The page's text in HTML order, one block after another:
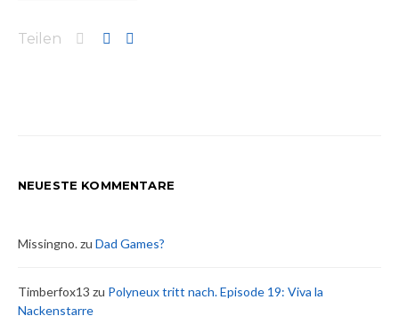
Teilen
NEUESTE KOMMENTARE
Missingno.zu Dad Games?
Timberfox13 zu Polyneux tritt nach. Episode 19: Viva la
Nackenstarre